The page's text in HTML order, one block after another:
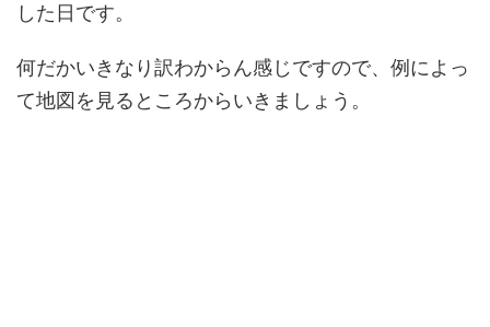
した日です。
何だかいきなり訳わからん感じですので、例によっ
て地図を見るところからいきましょう。